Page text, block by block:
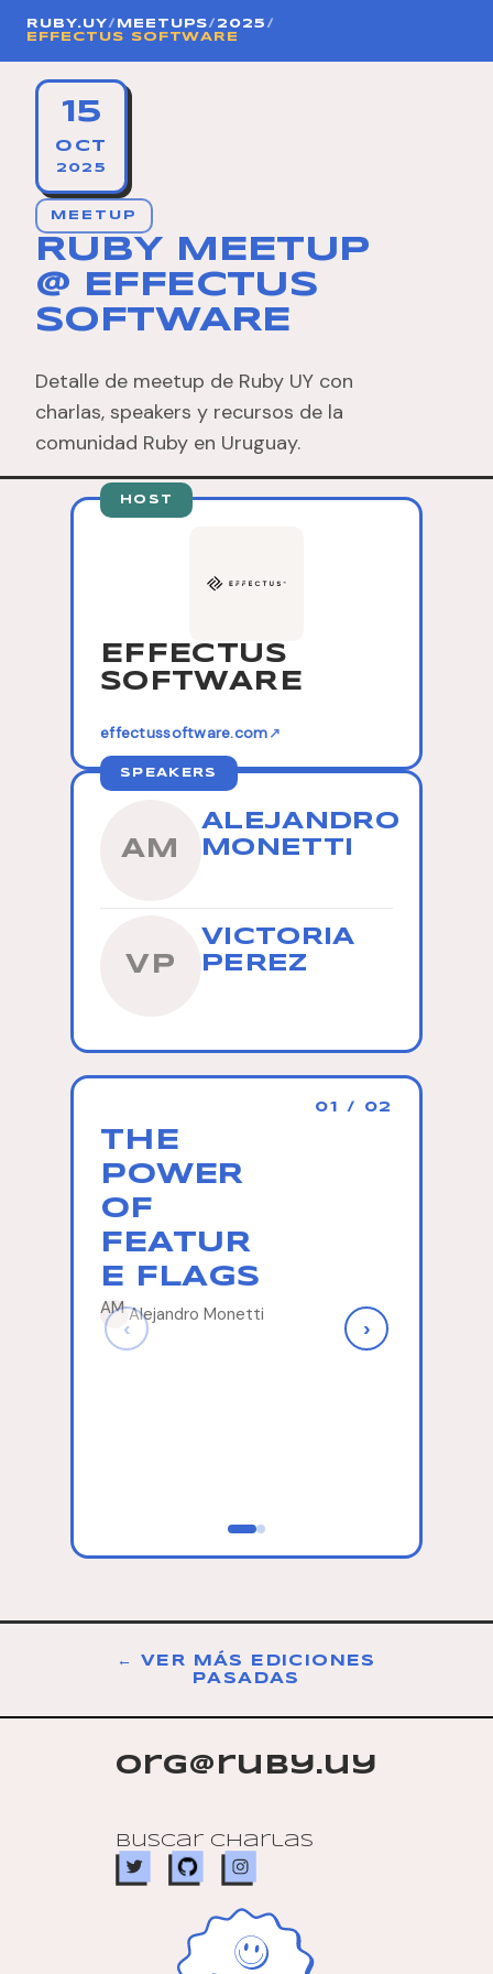
RUBY.UY/ MEETUPS/ 2025 /
EFFECTUS SOFTWARE
15
OCT
2025
MEETUP
RUBY MEETUP
@ EFFECTUS
SOFTWARE
Detalle de meetup de Ruby UY con
charlas, speakers y recursos de la
comunidad Ruby en Uruguay.
HOST
EFFECTUS
SOFTWARE
effectussoftware.com↗
SPEAKERS
AM
ALEJANDRO
MONETTI
VP
VICTORIA
PEREZ
01 / 02
THE
POWER
OF
FEATUR
E FLAGS
AM Alejandro Monetti
‹ ›
← VER MÁS EDICIONES
PASADAS
org@ruby.uy
Buscar charlas